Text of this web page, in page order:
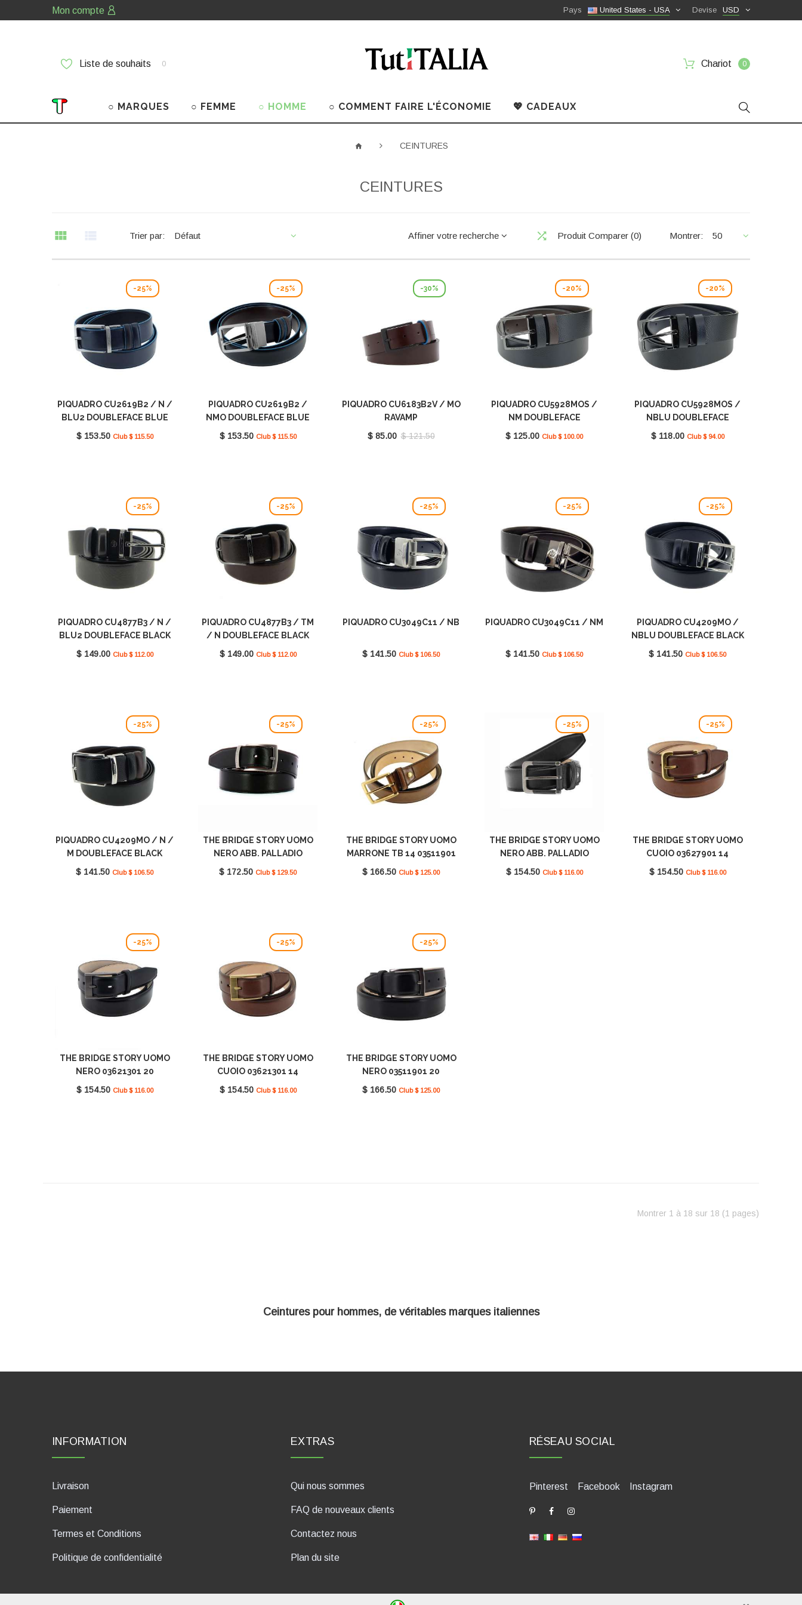
Mon compte USD
Devise
United States - USA
Pays
Liste de souhaits 0 Chariot 0
○ MARQUES ○ FEMME ○ HOMME ○ COMMENT FAIRE L'ÉCONOMIE 💖 CADEAUX
CEINTURES
CEINTURES
Trier par: Défaut Montrer: 50
Produit Comparer (0)
Affiner votre recherche
-25%
PIQUADRO CU2619B2 / N /
BLU2 DOUBLEFACE BLUE
SQUARE
$ 153.50 Club $ 115.50
-25%
PIQUADRO CU2619B2 /
NMO DOUBLEFACE BLUE
SQUARE
$ 153.50 Club $ 115.50
-30%
PIQUADRO CU6183B2V / MO
RAVAMP
$ 85.00 $ 121.50
-20%
PIQUADRO CU5928MOS /
NM DOUBLEFACE
$ 125.00 Club $ 100.00
-20%
PIQUADRO CU5928MOS /
NBLU DOUBLEFACE
$ 118.00 Club $ 94.00
-25%
PIQUADRO CU4877B3 / N /
BLU2 DOUBLEFACE BLACK
SQUARE
$ 149.00 Club $ 112.00
-25%
PIQUADRO CU4877B3 / TM
/ N DOUBLEFACE BLACK
SQUARE
$ 149.00 Club $ 112.00
-25%
PIQUADRO CU3049C11 / NB
$ 141.50 Club $ 106.50
-25%
PIQUADRO CU3049C11 / NM
$ 141.50 Club $ 106.50
-25%
PIQUADRO CU4209MO /
NBLU DOUBLEFACE BLACK
SQUARE
$ 141.50 Club $ 106.50
-25%
PIQUADRO CU4209MO / N /
M DOUBLEFACE BLACK
SQUARE
$ 141.50 Club $ 106.50
-25%
THE BRIDGE STORY UOMO
NERO ABB. PALLADIO
03638201 20
$ 172.50 Club $ 129.50
-25%
THE BRIDGE STORY UOMO
MARRONE TB 14 03511901
$ 166.50 Club $ 125.00
-25%
THE BRIDGE STORY UOMO
NERO ABB. PALLADIO
03627901 20
$ 154.50 Club $ 116.00
-25%
THE BRIDGE STORY UOMO
CUOIO 03627901 14
$ 154.50 Club $ 116.00
-25%
THE BRIDGE STORY UOMO
NERO 03621301 20
$ 154.50 Club $ 116.00
-25%
THE BRIDGE STORY UOMO
CUOIO 03621301 14
$ 154.50 Club $ 116.00
-25%
THE BRIDGE STORY UOMO
NERO 03511901 20
$ 166.50 Club $ 125.00
Montrer 1 à 18 sur 18 (1 pages)‎
Ceintures pour hommes, de véritables marques italiennes
INFORMATION
Livraison
Paiement
Termes et Conditions
Politique de confidentialité
EXTRAS
Qui nous sommes
FAQ de nouveaux clients
Contactez nous
Plan du site
RÉSEAU SOCIAL
Pinterest Facebook Instagram